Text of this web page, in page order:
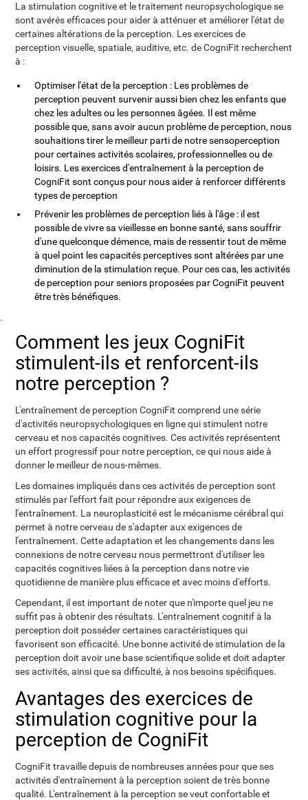
La stimulation cognitive et le traitement neuropsychologique se
sont avérés efficaces pour aider à atténuer et améliorer l'état de
certaines altérations de la perception. Les exercices de
perception visuelle, spatiale, auditive, etc. de CogniFit recherchent
à :
Optimiser l'état de la perception : Les problèmes de
perception peuvent survenir aussi bien chez les enfants que
chez les adultes ou les personnes âgées. Il est même
possible que, sans avoir aucun problème de perception, nous
souhaitions tirer le meilleur parti de notre sensoperception
pour certaines activités scolaires, professionnelles ou de
loisirs. Les exercices d'entraînement à la perception de
CogniFit sont conçus pour nous aider à renforcer différents
types de perception
Prévenir les problèmes de perception liés à l'âge : il est
possible de vivre sa vieillesse en bonne santé, sans souffrir
d'une quelconque démence, mais de ressentir tout de même
à quel point les capacités perceptives sont altérées par une
diminution de la stimulation reçue. Pour ces cas, les activités
de perception pour seniors proposées par CogniFit peuvent
être très bénéfiques.
.
Comment les jeux CogniFit
stimulent-ils et renforcent-ils
notre perception ?
L'entraînement de perception CogniFit comprend une série
d'activités neuropsychologiques en ligne qui stimulent notre
cerveau et nos capacités cognitives. Ces activités représentent
un effort progressif pour notre perception, ce qui nous aide à
donner le meilleur de nous-mêmes.
Les domaines impliqués dans ces activités de perception sont
stimulés par l'effort fait pour répondre aux exigences de
l'entraînement. La neuroplasticité est le mécanisme cérébral qui
permet à notre cerveau de s'adapter aux exigences de
l'entraînement. Cette adaptation et les changements dans les
connexions de notre cerveau nous permettront d'utiliser les
capacités cognitives liées à la perception dans notre vie
quotidienne de manière plus efficace et avec moins d'efforts.
Cependant, il est important de noter que n'importe quel jeu ne
suffit pas à obtenir des résultats. L'entraînement cognitif à la
perception doit posséder certaines caractéristiques qui
favorisent son efficacité. Une bonne activité de stimulation de la
perception doit avoir une base scientifique solide et doit adapter
ses activités, ainsi que sa difficulté, à nos besoins spécifiques.
Avantages des exercices de
stimulation cognitive pour la
perception de CogniFit
CogniFit travaille depuis de nombreuses années pour que ses
activités d'entraînement à la perception soient de très bonne
qualité. L'entraînement à la perception se veut confortable et